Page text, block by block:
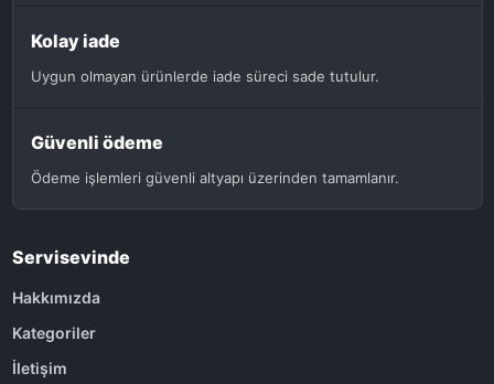
Kolay iade
Uygun olmayan ürünlerde iade süreci sade tutulur.
Güvenli ödeme
Ödeme işlemleri güvenli altyapı üzerinden tamamlanır.
Servisevinde
Hakkımızda
Kategoriler
İletişim